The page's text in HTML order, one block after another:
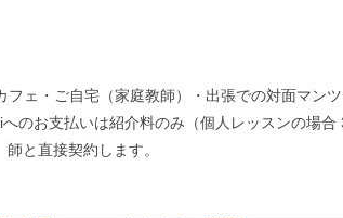
ェ・ご自宅（家庭教師）・出張での対面マン
のお支払いは紹介料のみ（個人レッスンの場
師と直接契約します。